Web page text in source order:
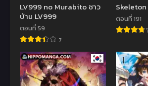
LV999 no Murabito ชาว
บ้าน LV999
ตอนที่ 59
7
ตอนที่ 191